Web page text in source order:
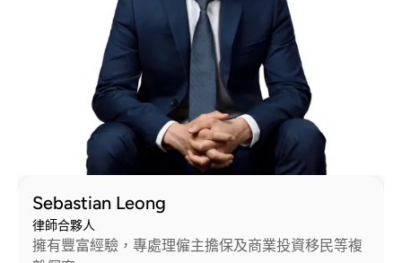
Sebastian Leong
律師合夥人
擁有豐富經驗，專處理僱主擔保及商業投資移民等複